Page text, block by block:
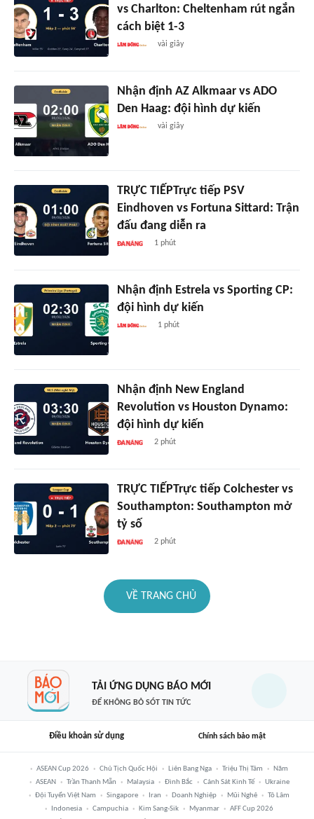
vs Charlton: Cheltenham rút ngắn
cách biệt 1-3
vài giây
Nhận định AZ Alkmaar vs ADO
Den Haag: đội hình dự kiến
vài giây
TRỰC TIẾPTrực tiếp PSV
Eindhoven vs Fortuna Sittard: Trận
đấu đang diễn ra
1 phút
Nhận định Estrela vs Sporting CP:
đội hình dự kiến
1 phút
Nhận định New England
Revolution vs Houston Dynamo:
đội hình dự kiến
2 phút
TRỰC TIẾPTrực tiếp Colchester vs
Southampton: Southampton mở
tỷ số
2 phút
VỀ TRANG CHỦ
TẢI ỨNG DỤNG BÁO MỚI
ĐỂ KHÔNG BỎ SÓT TIN TỨC
Điều khoản sử dụng Chính sách bảo mật
ASEAN Cup 2026 Chủ Tịch Quốc Hội Liên Bang Nga Triệu Thị Tâm
Năm
ASEAN
Trần Thanh Mẫn Malaysia Đình Bắc Cảnh Sát Kinh Tế
Ukraine
Đội Tuyển Việt Nam
Singapore Iran Doanh Nghiệp Mũi Nghê
Tô Lâm
Indonesia
Campuchia Kim Sang-Sik Myanmar
AFF Cup 2026